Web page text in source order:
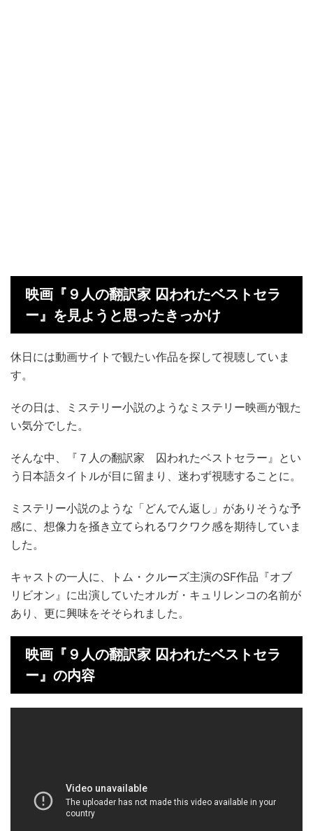
映画『９人の翻訳家 囚われたベストセラ
ー』を見ようと思ったきっかけ
休日には動画サイトで観たい作品を探して視聴していま
す。
その日は、ミステリー小説のようなミステリー映画が観た
い気分でした。
そんな中、『７人の翻訳家 囚われたベストセラー』とい
う日本語タイトルが目に留まり、迷わず視聴することに。
ミステリー小説のような「どんでん返し」がありそうな予
感に、想像力を掻き立てられるワクワク感を期待していま
した。
キャストの一人に、トム・クルーズ主演のSF作品『オブ
リビオン』に出演していたオルガ・キュリレンコの名前が
あり、更に興味をそそられました。
映画『９人の翻訳家 囚われたベストセラ
ー』の内容